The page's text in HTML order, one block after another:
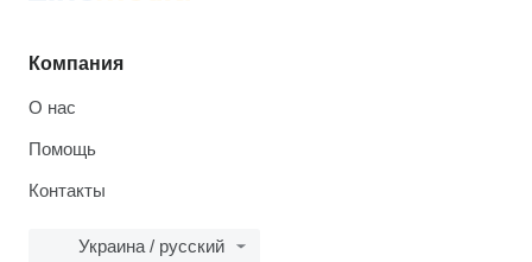
Компания
О нас
Помощь
Контакты
Украина / русский